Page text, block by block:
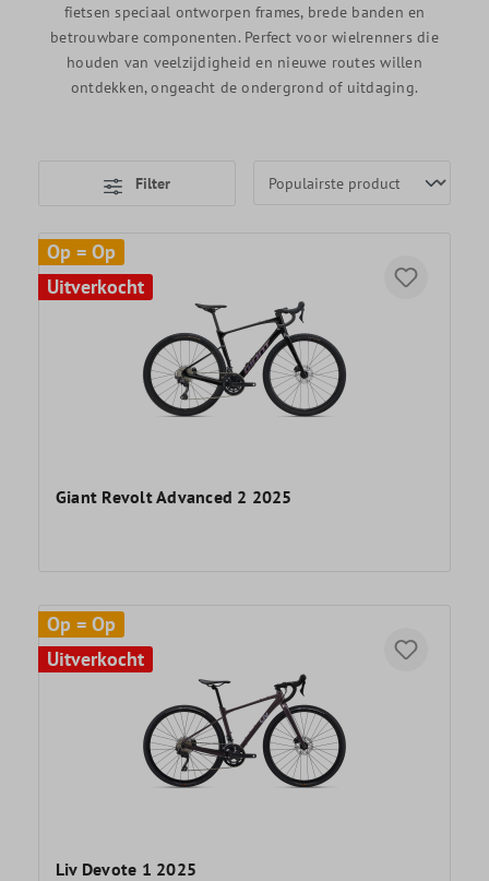
fietsen speciaal ontworpen frames, brede banden en
betrouwbare componenten. Perfect voor wielrenners die
houden van veelzijdigheid en nieuwe routes willen
ontdekken, ongeacht de ondergrond of uitdaging.
Filter
Op = Op
Uitverkocht
Giant Revolt Advanced 2 2025
Op = Op
Uitverkocht
Liv Devote 1 2025